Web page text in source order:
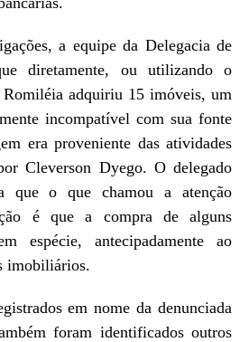
a equipe da Delegacia de
diretamente, ou utilizando o
adquiriu 15 imóveis, um
incompatível com sua fonte
era proveniente das atividades
Cleverson Dyego. O delegado
que o que chamou a atenção
é que a compra de alguns
espécie, antecipadamente ao
imobiliários.
em nome da denunciada
foram identificados outros